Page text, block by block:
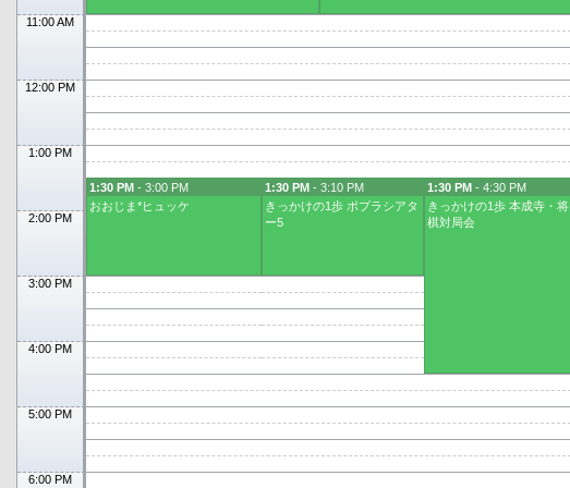
11:00 AM
12:00 PM
1:00 PM
1:30 PM - 3:00 PM
おおじま*ヒュッケ
1:30 PM - 3:10 PM
きっかけの1歩 ポプラシアタ
ー5
1:30 PM - 4:30 PM
きっかけの1歩 本成寺・将
棋対局会
2:00 PM
3:00 PM
4:00 PM
5:00 PM
6:00 PM